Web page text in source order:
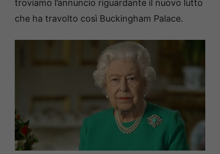
troviamo l’annuncio riguardante il nuovo lutto
che ha travolto così Buckingham Palace.